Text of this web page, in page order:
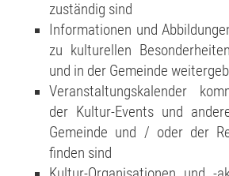
zuständig sind
Informationen und
zu kulturellen
und in der Gemeinde
Veranstaltungskalender
der Kultur-Events und
Gemeinde und / oder der
finden sind